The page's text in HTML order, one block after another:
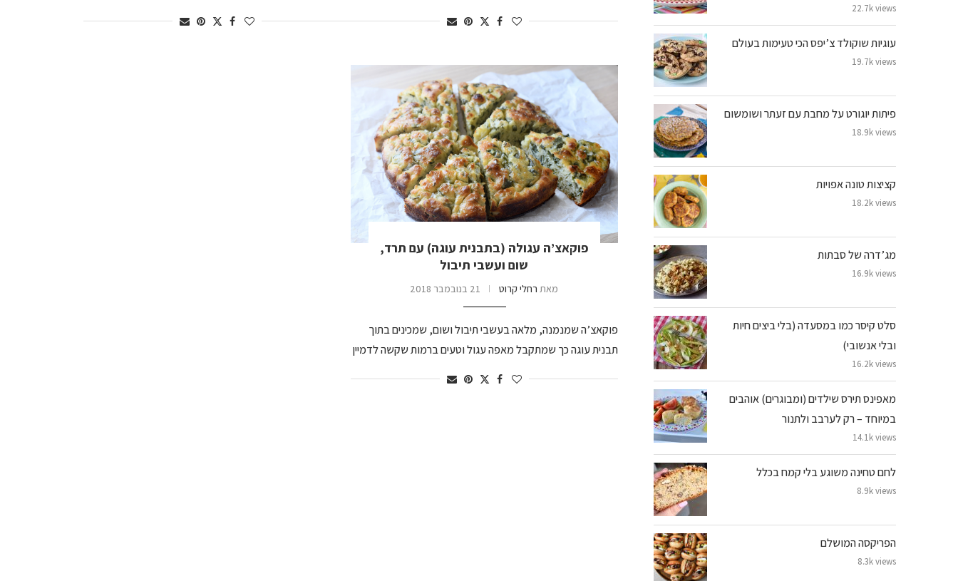
פוקאצ’ה עגולה (בתבנית עוגה) עם תרד,
שום ועשבי תיבול
מאת רחלי קרוט 21 בנובמבר 2018
פוקאצ’ה שמנמנה, מלאה בעשבי תיבול ושום, שמכינים בתוך
תבנית עוגה כך שמתקבל מאפה עגול וטעים ברמות שקשה לדמיין
22.7k views
עוגיות שוקולד צ’יפס הכי טעימות בעולם
19.7k views
פיתות יוגורט על מחבת עם זעתר ושומשום
18.9k views
קציצות טונה אפויות
18.2k views
מג’דרה של סבתות
16.9k views
סלט קיסר כמו במסעדה (בלי ביצים חיות
ובלי אנשובי)
16.2k views
מאפינס תירס שילדים (ומבוגרים) אוהבים
במיוחד – רק לערבב ולתנור
14.1k views
לחם טחינה משוגע בלי קמח בכלל
8.9k views
הפריקסה המושלם
8.3k views